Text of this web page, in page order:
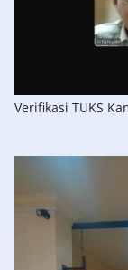
Verifikasi TUKS